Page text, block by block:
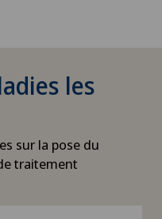
les
sur la pose du
traitement